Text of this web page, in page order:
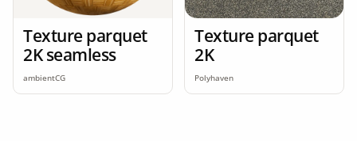
Texture parquet
2K seamless
ambientCG
Texture parquet
2K
Polyhaven